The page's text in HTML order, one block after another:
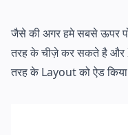
जैसे की अगर हमे सबसे ऊपर
तरह के चीज़े कर सकते है
तरह के Layout को ऐड